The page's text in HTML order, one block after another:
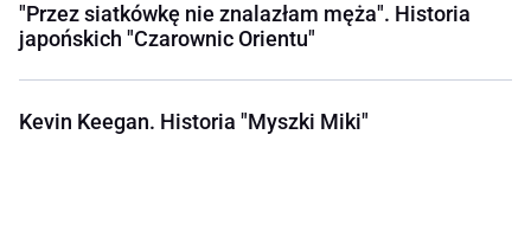
"Przez siatkówkę nie znalazłam męża". Historia
japońskich "Czarownic Orientu"
Kevin Keegan. Historia "Myszki Miki"